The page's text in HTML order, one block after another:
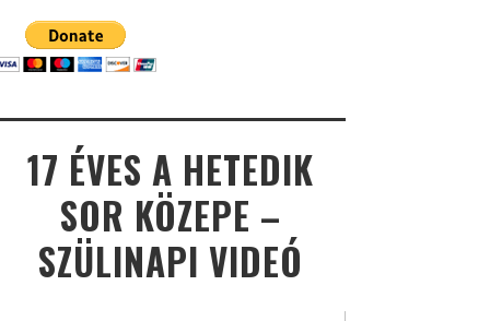
17 ÉVES A HETEDIK
SOR KÖZEPE –
SZÜLINAPI VIDEÓ